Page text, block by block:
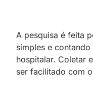
A pesquisa é feita
simples e
hospitalar. Coletar
ser facilitado com o